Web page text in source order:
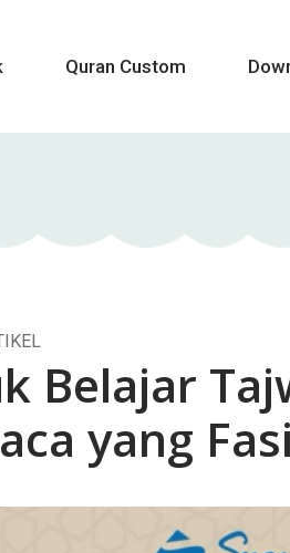
Quran Custom
Belajar
yang